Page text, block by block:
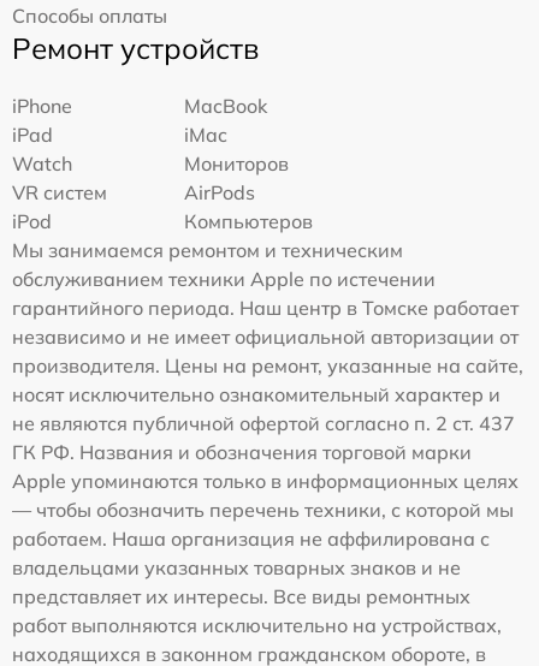
Способы оплаты
Ремонт устройств
iPhone
MacBook
iPad
iMac
Watch
Мониторов
VR систем
AirPods
iPod
Компьютеров
Мы занимаемся ремонтом и техническим
обслуживанием техники Apple по истечении
гарантийного периода. Наш центр в Томске работает
независимо и не имеет официальной авторизации от
производителя. Цены на ремонт, указанные на сайте,
носят исключительно ознакомительный характер и
не являются публичной офертой согласно п. 2 ст. 437
ГК РФ. Названия и обозначения торговой марки
Apple упоминаются только в информационных целях
— чтобы обозначить перечень техники, с которой мы
работаем. Наша организация не аффилирована с
владельцами указанных товарных знаков и не
представляет их интересы. Все виды ремонтных
работ выполняются исключительно на устройствах,
находящихся в законном гражданском обороте, в